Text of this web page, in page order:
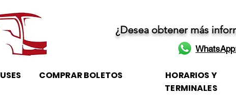
¿Desea obtener más
COMPRAR BOLETOS
HORARIOS Y
TERMINALES